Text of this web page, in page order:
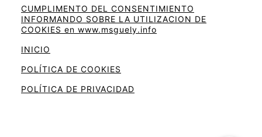
CUMPLIMENTO DEL CONSENTIMIENTO
INFORMANDO SOBRE LA UTILIZACION DE
COOKIES en www.msguely.info
INICIO
POLÍTICA DE COOKIES
POLÍTICA DE PRIVACIDAD